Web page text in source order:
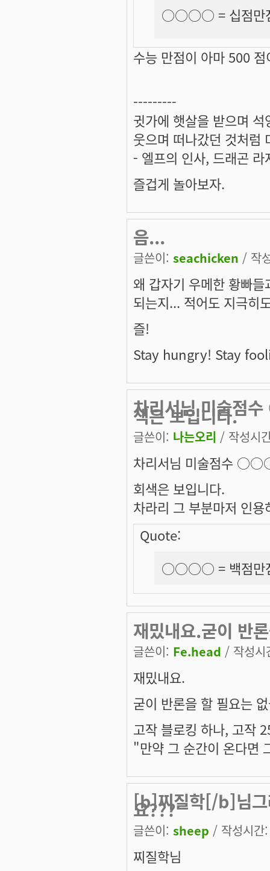
○○○○ = 십점만
수능 만점이 아마 500
---------
귓가에 햇살을 받으며
웃으며 떠나갔던 것처럼
- 엘프의 인사, 드래곤 라
즐겁게 놀아보자.
음...
글쓴이: seachicken / 작
왜 갑자기 우메한 황빠
되는지... 적어도 지극히
즐!
Stay hungry! Stay
차리서님 미술점
색은 보입니다.
글쓴이: 나는오리 / 작성시
차리서님 미술점수
회색은 보입니다.
차라리 그 부분마저 인
Quote:
○○○○ = 백점만
재밌내요.굳이 반
글쓴이: Fe.head / 작성
재밌내요.
굳이 반론을 할 필요는
고작 블로킹 하나, 고작
"만약 그 순간이 온다면
[b]찌질학[/b]님그
요???
글쓴이: sheep / 작성시
찌질학님